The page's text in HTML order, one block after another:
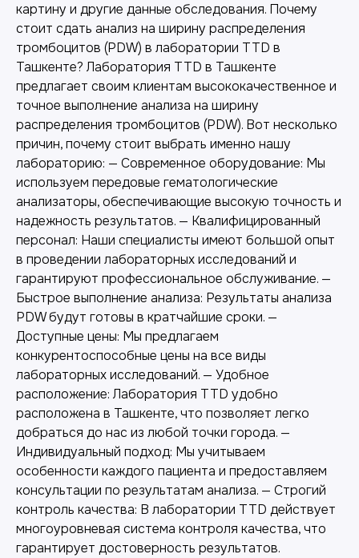
картину и другие данные обследования. Почему
стоит сдать анализ на ширину распределения
тромбоцитов (PDW) в лаборатории TTD в
Ташкенте? Лаборатория TTD в Ташкенте
предлагает своим клиентам высококачественное и
точное выполнение анализа на ширину
распределения тромбоцитов (PDW). Вот несколько
причин, почему стоит выбрать именно нашу
лабораторию: — Современное оборудование: Мы
используем передовые гематологические
анализаторы, обеспечивающие высокую точность и
надежность результатов. — Квалифицированный
персонал: Наши специалисты имеют большой опыт
в проведении лабораторных исследований и
гарантируют профессиональное обслуживание. —
Быстрое выполнение анализа: Результаты анализа
PDW будут готовы в кратчайшие сроки. —
Доступные цены: Мы предлагаем
конкурентоспособные цены на все виды
лабораторных исследований. — Удобное
расположение: Лаборатория TTD удобно
расположена в Ташкенте, что позволяет легко
добраться до нас из любой точки города. —
Индивидуальный подход: Мы учитываем
особенности каждого пациента и предоставляем
консультации по результатам анализа. — Строгий
контроль качества: В лаборатории TTD действует
многоуровневая система контроля качества, что
гарантирует достоверность результатов.
Другие наши услуги